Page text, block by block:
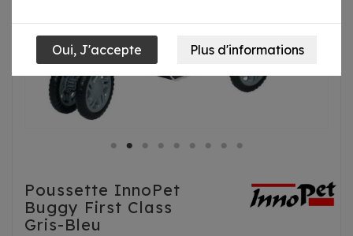
Poussette InnoPet
Buggy First Class
Gris-Bleu